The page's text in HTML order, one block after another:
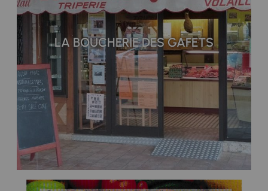
LA BOUCHERIE DES GAFETS